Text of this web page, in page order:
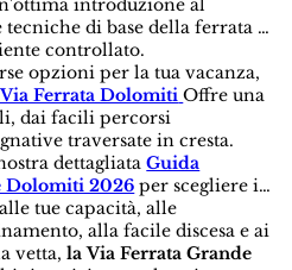
introduzione al
di base della ferrata e
controllato.
opzioni per la tua vacanza,
Ferrata Dolomiti Offre una
dai facili percorsi
traversate in cresta.
dettagliataGuida
Dolomiti 2026 per scegliere il
tue capacità, alle
alla facile discesa e ai
vetta,la Via Ferrata Grande